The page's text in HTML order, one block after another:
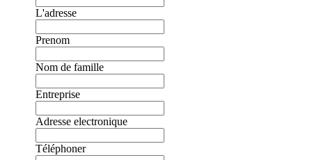
L'adresse
Prenom
Nom de famille
Entreprise
Adresse electronique
Téléphoner